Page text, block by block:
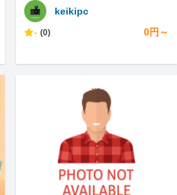
keikipc
- (0) 0円～